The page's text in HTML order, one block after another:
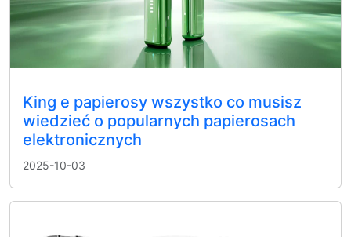
King e papierosy wszystko co musisz
wiedzieć o popularnych papierosach
elektronicznych
2025-10-03